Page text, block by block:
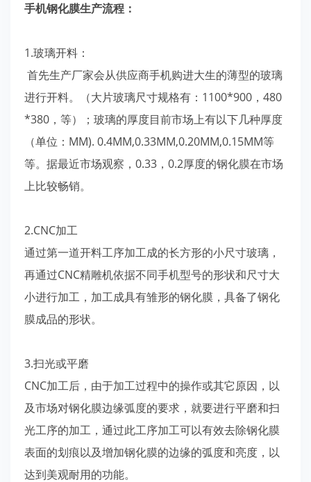
手机钢化膜生产流程：
1.玻璃开料：
首先生产厂家会从供应商手机购进大生的薄型的玻璃
进行开料。（大片玻璃尺寸规格有：1100*900，480
*380，等）；玻璃的厚度目前市场上有以下几种厚度
（单位：MM). 0.4MM,0.33MM,0.20MM,0.15MM等
等。据最近市场观察，0.33，0.2厚度的钢化膜在市场
上比较畅销。
2.CNC加工
通过第一道开料工序加工成的长方形的小尺寸玻璃，
再通过CNC精雕机依据不同手机型号的形状和尺寸大
小进行加工，加工成具有雏形的钢化膜，具备了钢化
膜成品的形状。
3.扫光或平磨
CNC加工后，由于加工过程中的操作或其它原因，以
及市场对钢化膜边缘弧度的要求，就要进行平磨和扫
光工序的加工，通过此工序加工可以有效去除钢化膜
表面的划痕以及增加钢化膜的边缘的弧度和亮度，以
达到美观耐用的功能。